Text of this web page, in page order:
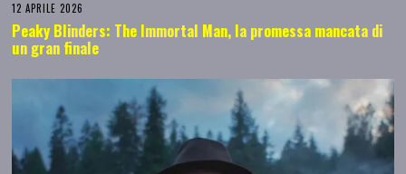
12 APRILE 2026
Peaky Blinders: The Immortal Man, la promessa mancata di
un gran finale